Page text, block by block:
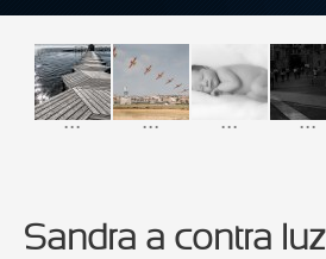
... ... ... ...
Sandra a contra luz